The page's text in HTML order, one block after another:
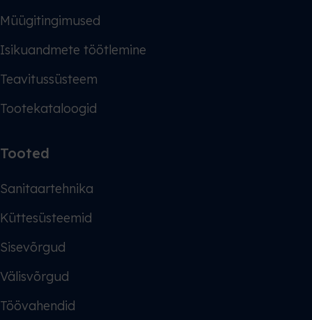
Müügitingimused
Isikuandmete töötlemine
Teavitussüsteem
Tootekataloogid
Tooted
Sanitaartehnika
Küttesüsteemid
Sisevõrgud
Välisvõrgud
Töövahendid